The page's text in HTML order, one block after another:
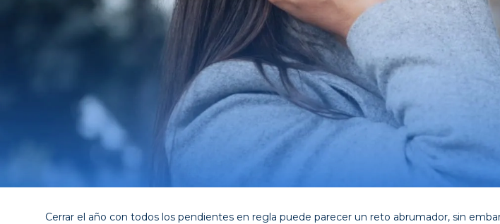
Cerrar el año con todos los pendientes en regla puede parecer un reto abrumador, sin